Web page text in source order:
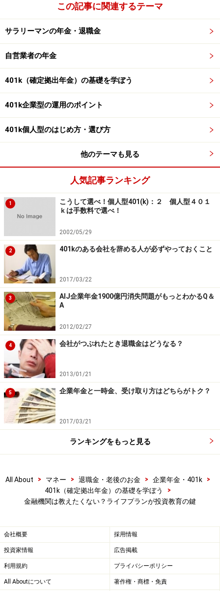
※記事内容は執筆時点のものです。最新の内容をご確認くださ
い。
投資や資産運用に関する最終的なご判断はご自身の責任において
掲載情報の正確性・完全性については十分に配慮しております
が、その内容を保証するものではなく、これに基づく損失・損害
などについて当社は一切の責任を負いません。
最新の情報や詳細については、必ず各金融機関やサービス提供者
の公式情報をご確認ください。
1/2 次のページへ
この記事に関連するテーマ
サラリーマンの年金・退職金
自営業者の年金
401k（確定拠出年金）の基礎を学ぼう
401k企業型の運用のポイント
401k個人型のはじめ方・選び方
他のテーマも見る
人気記事ランキング
1
こうして選べ！個人型401(k)：２ 個人型４０１
ｋは手数料で選べ！
2002/05/29
2 401kのある会社を辞める人が必ずやっておくこと
2017/03/22
3
AIJ企業年金1900億円消失問題がもっとわかるQ＆
A
2012/02/27
4 会社がつぶれたとき退職金はどうなる？
2013/01/21
5 企業年金と一時金、受け取り方はどちらがトク？
2017/03/21
ランキングをもっと見る
All About > マネー > 退職金・老後のお金 > 企業年金・401k
>
401k（確定拠出年金）の基礎を学ぼう
>
金融機関は教えたくない？ライフプランが投資教育の鍵
会社概要 採用情報
投資家情報 広告掲載
利用規約 プライバシーポリシー
All Aboutについて 著作権・商標・免責